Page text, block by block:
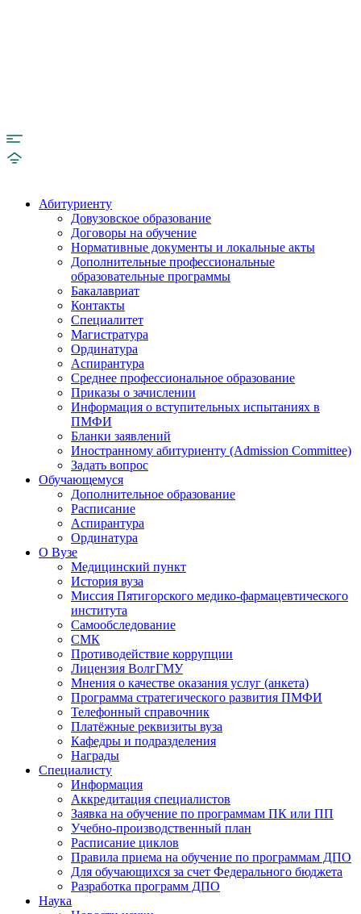
Абитуриенту
Довузовское образование
Договоры на обучение
Нормативные документы и локальные акты
Дополнительные профессиональные
образовательные программы
Бакалавриат
Контакты
Специалитет
Магистратура
Ординатура
Аспирантура
Среднее профессиональное образование
Приказы о зачислении
Информация о вступительных испытаниях в
ПМФИ
Бланки заявлений
Иностранному абитуриенту (Admission Committee)
Задать вопрос
Обучающемуся
Дополнительное образование
Расписание
Аспирантура
Ординатура
О Вузе
Медицинский пункт
История вуза
Миссия Пятигорского медико-фармацевтического
института
Самообследование
СМК
Противодействие коррупции
Лицензия ВолгГМУ
Мнения о качестве оказания услуг (анкета)
Программа стратегического развития ПМФИ
Телефонный справочник
Платёжные реквизиты вуза
Кафедры и подразделения
Награды
Специалисту
Информация
Аккредитация специалистов
Заявка на обучение по программам ПК или ПП
Учебно-производственный план
Расписание циклов
Правила приема на обучение по программам ДПО
Для обучающихся за счет Федерального бюджета
Разработка программ ДПО
Наука